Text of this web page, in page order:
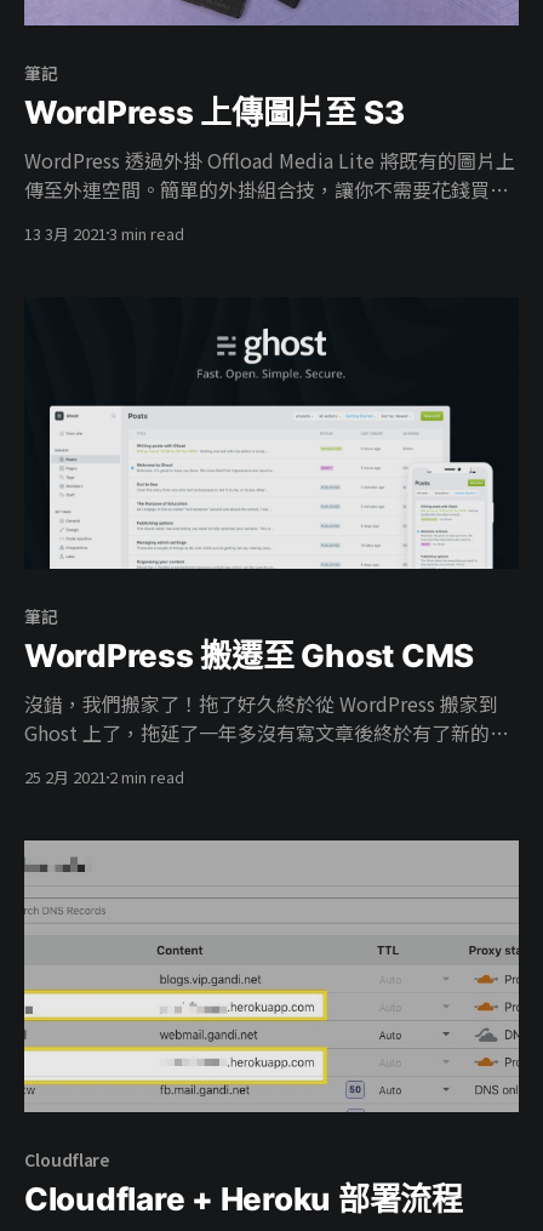
筆記
WordPress 上傳圖片至 S3
WordPress 透過外掛 Offload Media Lite 將既有的圖片上
傳至外連空間。簡單的外掛組合技，讓你不需要花錢買外
13 3月 2021 3 min read
筆記
WordPress 搬遷至 Ghost CMS
沒錯，我們搬家了！拖了好久終於從 WordPress 搬家到
Ghost 上了，拖延了一年多沒有寫文章後終於有了新的動
伺服器（都是我自己搞出來的🤡） 2. Markdown 一直被轉
慢 5. 我只想好好寫部落格 簡單來說，我很懶 要是有人需
要從 WordPress 轉到 Ghost 上，可以參考我的筆記 事前
準備 * WordPress 安裝 Ghost
Categories to Tags Converter [https://wordpress.org/
25 2月 2021 2 min read
Cloudflare
Cloudflare + Heroku 部署流程